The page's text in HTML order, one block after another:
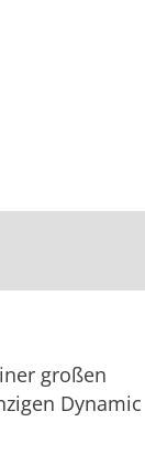
großen
Dynamic